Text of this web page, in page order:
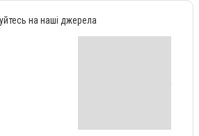
на наші джерела